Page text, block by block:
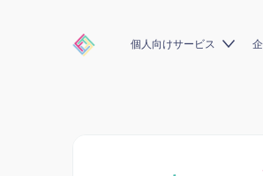
個人向けサービス